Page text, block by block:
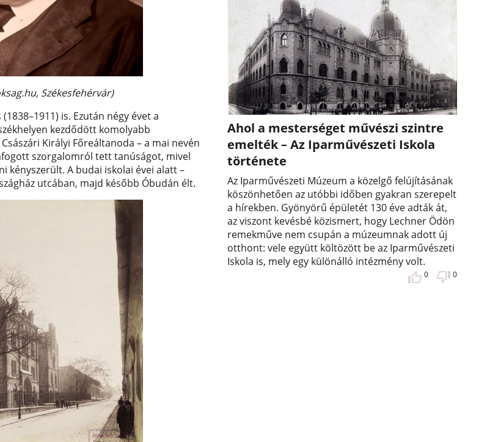
Székesfehérvár)
is. Ezután négy évet a
kezdődött komolyabb
Királyi Főreáltanoda – a mai nevén
szorgalomról tett tanúságot, mivel
kényszerült. A budai iskolai évei alatt –
utcában, majd később Óbudán élt.
Ahol a mesterséget művészi szintre
emelték – Az Iparművészeti Iskola
története
Az Iparművészeti Múzeum a közelgő felújításának
köszönhetően az utóbbi időben gyakran szerepelt
a hírekben. Gyönyörű épületét 130 éve adták át,
az viszont kevésbé közismert, hogy Lechner Ödön
remekműve nem csupán a múzeumnak adott új
otthont: vele együtt költözött be az Iparművészeti
Iskola is, mely egy különálló intézmény volt.
0 0